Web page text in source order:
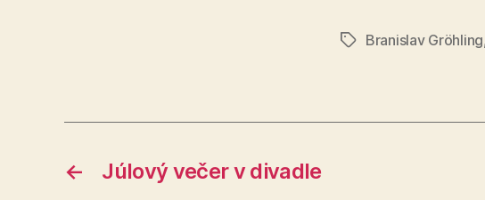
ZnačkyBranislav Gröhling
← Júlový večer v divadle